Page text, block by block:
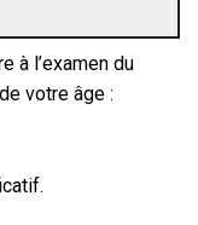
à l’examen du
votre âge :